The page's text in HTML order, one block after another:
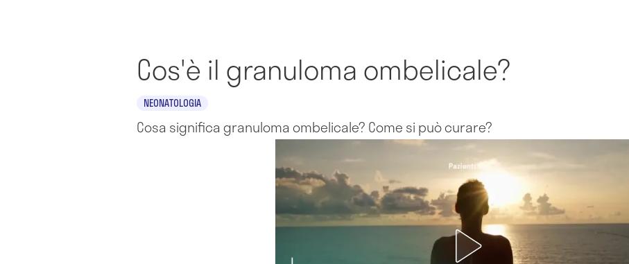
Cos'è il granuloma ombelicale?
NEONATOLOGIA
Cosa significa granuloma ombelicale? Come si può curare?